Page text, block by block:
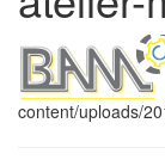
content/uploads/